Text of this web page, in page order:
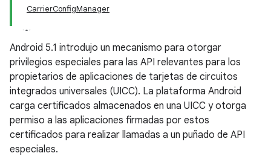
CarrierConfigManager
Android 5.1 introdujo un mecanismo para otorgar
privilegios especiales para las API relevantes para los
propietarios de aplicaciones de tarjetas de circuitos
integrados universales (UICC). La plataforma Android
carga certificados almacenados en una UICC y otorga
permiso a las aplicaciones firmadas por estos
certificados para realizar llamadas a un puñado de API
especiales.